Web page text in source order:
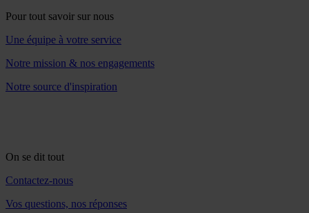
Pour tout savoir sur nous
Une équipe à votre service
Notre mission & nos engagements
Notre source d'inspiration
On se dit tout
Contactez-nous
Vos questions, nos réponses